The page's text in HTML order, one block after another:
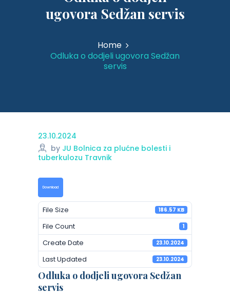
ugovora Sedžan servis
Home
Odluka o dodjeli ugovora Sedžan
servis
23.10.2024
by JU Bolnica za plućne bolesti i
tuberkulozu Travnik
Download
File Size 186.57 KB
File Count 1
Create Date 23.10.2024
Last Updated 23.10.2024
Odluka o dodjeli ugovora Sedžan
servis